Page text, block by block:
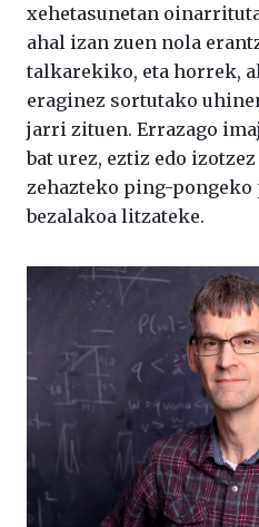
xehetasunetan
ahal izan zuen nola
talkarekiko, eta horrek,
eraginez sortutako
jarri zituen. Errazago
bat urez, eztiz edo izotzez
zehazteko ping-pongeko
bezalakoa litzateke.